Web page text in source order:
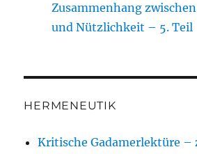
Zusammenhang
und Nützlichkeit – 5. Teil
HERMENEUTIK
Kritische Gadamerlektüre –